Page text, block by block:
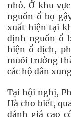
nhỏ. Ở khu
nguồn ổ bọ
xuất hiện tại
định nguồn ổ
hiện ổ dịch,
muỗi trưởng
các hộ dân
Tại hội nghị,
Hà cho biết,
đánh giá cao